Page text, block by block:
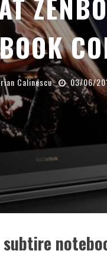
Calinescu 03/06/
subtire